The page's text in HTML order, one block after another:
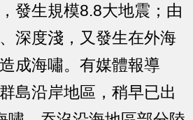
發生規模8.8大地震；由
深度淺，又發生在外海
成海嘯。有媒體報導
島沿岸地區，稍早已出